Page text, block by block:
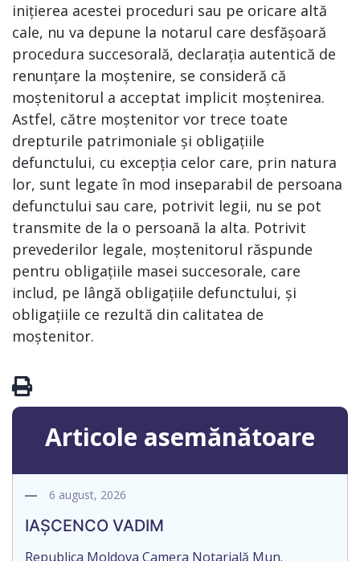
inițierea acestei proceduri sau pe oricare altă
cale, nu va depune la notarul care desfășoară
procedura succesorală, declarația autentică de
renunțare la moștenire, se consideră că
moștenitorul a acceptat implicit moștenirea.
Astfel, către moștenitor vor trece toate
drepturile patrimoniale și obligațiile
defunctului, cu excepția celor care, prin natura
lor, sunt legate în mod inseparabil de persoana
defunctului sau care, potrivit legii, nu se pot
transmite de la o persoană la alta. Potrivit
prevederilor legale, moștenitorul răspunde
pentru obligațiile masei succesorale, care
includ, pe lângă obligațiile defunctului, și
obligațiile ce rezultă din calitatea de
moștenitor.
Articole asemănătoare
6 august, 2026
IAȘCENCO VADIM
Republica Moldova Camera Notarială Mun.